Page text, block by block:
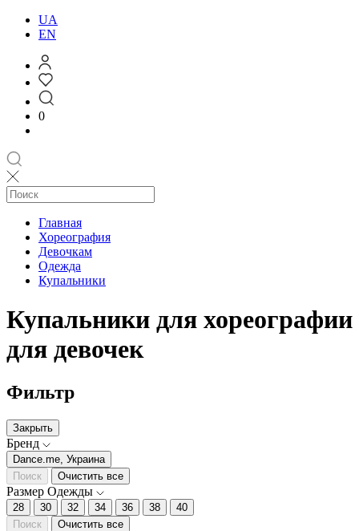
UA
EN
0
Главная
Хореография
Девочкам
Одежда
Купальники
Купальники для хореографии
для девочек
Фильтр
Закрыть
Бренд
Dance.me, Украина
Поиск
Очистить все
Размер Одежды
28 30 32 34 36 38
40
Поиск
Очистить все